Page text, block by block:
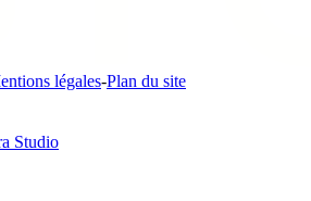
légales-Plan du site
Studio